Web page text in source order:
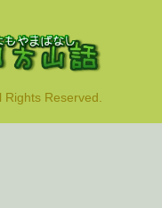
Reserved.